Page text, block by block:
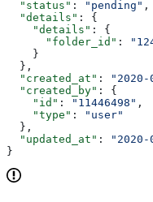
  "status"
: "pending" ,
  "details"
: {
    "details"
: {
      "folder_id"
:
    }
  },
  "created_at"
: "2020-
  "created_by"
: {
    "id"
: "11446498" ,
    "type"
:
"user"
  },
  "updated_at"
:
"2020-
}